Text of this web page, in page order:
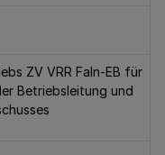
ZV VRR FaIn-EB für
Betriebsleitung und